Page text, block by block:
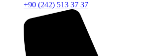
+90 (242) 513 37 37